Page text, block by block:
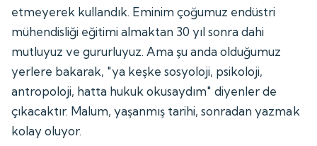
etmeyerek kullandık. Eminim çoğumuz endüstri
mühendisliği eğitimi almaktan 30 yıl sonra dahi
mutluyuz ve gururluyuz. Ama şu anda olduğumuz
yerlere bakarak, "ya keşke sosyoloji, psikoloji,
antropoloji, hatta hukuk okusaydım" diyenler de
çıkacaktır. Malum, yaşanmış tarihi, sonradan yazmak
kolay oluyor.